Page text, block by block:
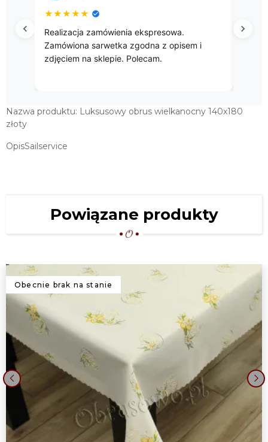
★★★★★
Realizacja zamówienia ekspresowa.
Zamówiona sarwetka zgodna z opisem i
zdjęciem na sklepie. Polecam.
Nazwa produktu: Luksusowy obrus wielkanocny 140x180
złoty
OpisSailservice
Powiązane produkty
Obecnie brak na stanie